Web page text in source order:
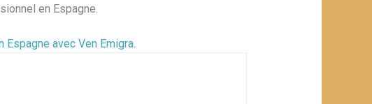
en Espagne.
avec Ven Emigra.